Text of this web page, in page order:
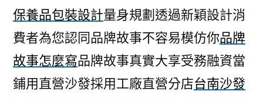
保養品包裝設計量身規劃透過新穎設計消
費者為您認同品牌故事不容易模仿你品牌
故事怎麼寫品牌故事真實大享受務融資當
鋪用直營沙發採用工廠直營分店台南沙發